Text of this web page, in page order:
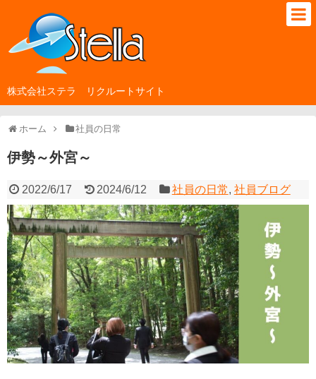
株式会社ステラ リクルートサイト
ホーム 社員の日常
伊勢～外宮～
2022/6/17 2024/6/12 社員の日常, 社員ブログ